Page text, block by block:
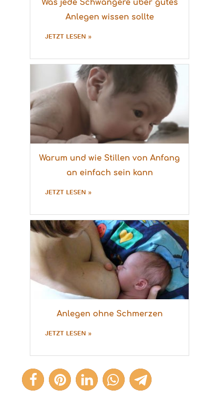
Was jede Schwangere über gutes
Anlegen wissen sollte
JETZT LESEN »
Warum und wie Stillen von Anfang
an einfach sein kann
JETZT LESEN »
Anlegen ohne Schmerzen
JETZT LESEN »